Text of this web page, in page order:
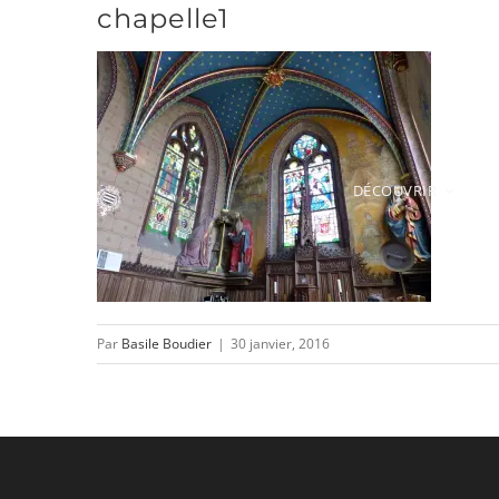
DÉCOUVRIR
chapelle1
Par Basile Boudier | 30 janvier, 2016